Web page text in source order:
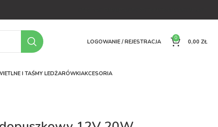
LOGOWANIE / REJESTRACJA
0
0,00 ZŁ
I TAŚMY LEDŻARÓWKIAKCESORIA